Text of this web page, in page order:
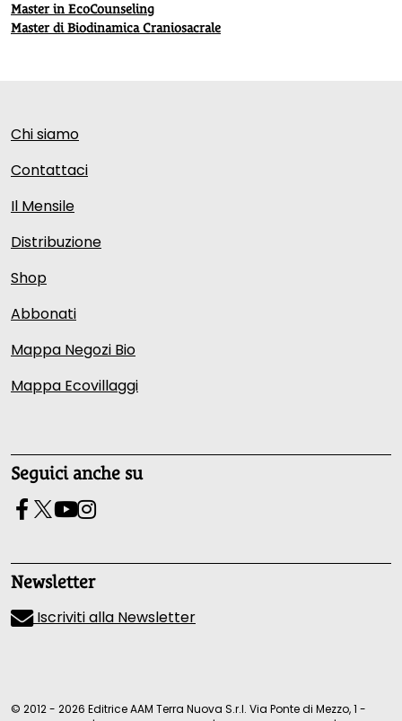
Master in EcoCounseling
Master di Biodinamica Craniosacrale
Chi siamo
Contattaci
Il Mensile
Distribuzione
Shop
Abbonati
Mappa Negozi Bio
Mappa Ecovillaggi
Seguici anche su
Newsletter
Iscriviti alla Newsletter
© 2012 - 2026 Editrice AAM Terra Nuova S.r.l. Via Ponte di Mezzo, 1 -